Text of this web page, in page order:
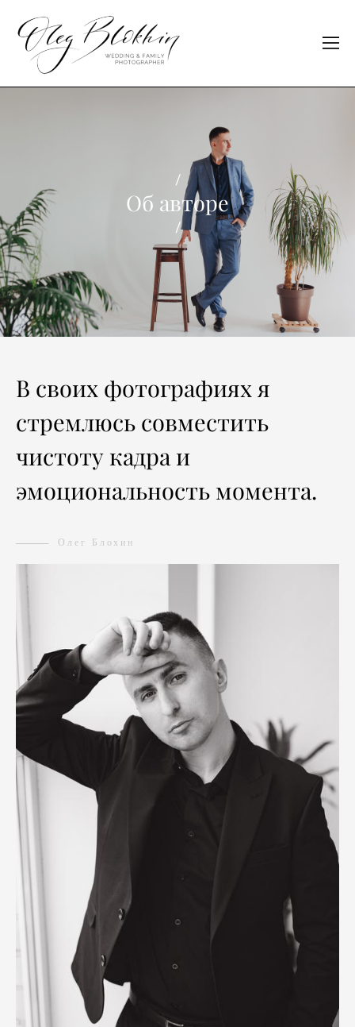
/
Об авторе
/
В своих фотографиях я
стремлюсь совместить
чистоту кадра и
эмоциональность момента.
Олег Блохин